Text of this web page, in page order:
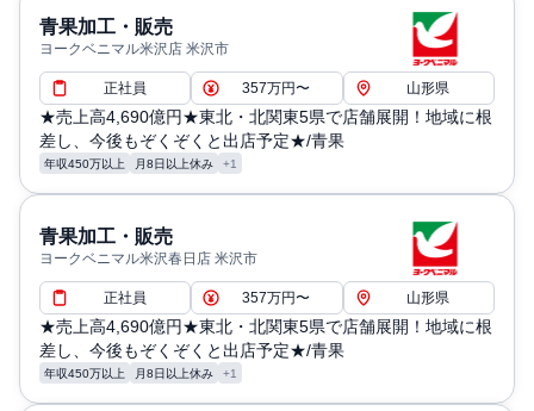
青果加工・販売
ヨークベニマル米沢店 米沢市
正社員 357万円〜 山形県
★売上高4,690億円★東北・北関東5県で店舗展開！地域に根
差し、今後もぞくぞくと出店予定★/青果
年収450万以上 月8日以上休み +1
青果加工・販売
ヨークベニマル米沢春日店 米沢市
正社員 357万円〜 山形県
★売上高4,690億円★東北・北関東5県で店舗展開！地域に根
差し、今後もぞくぞくと出店予定★/青果
年収450万以上 月8日以上休み +1